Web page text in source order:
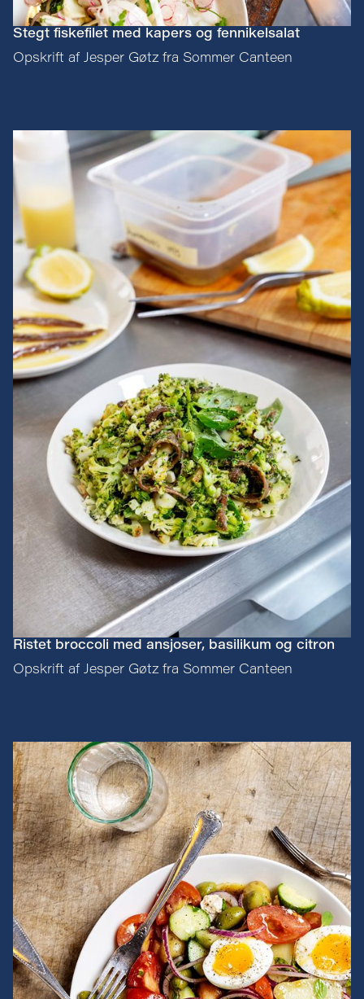
Stegt fiskefilet med kapers og fennikelsalat
Opskrift af Jesper Gøtz fra Sommer Canteen
Ristet broccoli med ansjoser, basilikum og citron
Opskrift af Jesper Gøtz fra Sommer Canteen